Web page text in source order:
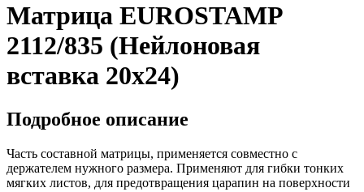
Матрица EUROSTAMP
2112/835 (Нейлоновая
вставка 20x24)
Подробное описание
Часть составной матрицы, применяется совместно с
держателем нужного размера. Применяют для гибки тонких
мягких листов, для предотвращения царапин на поверхности